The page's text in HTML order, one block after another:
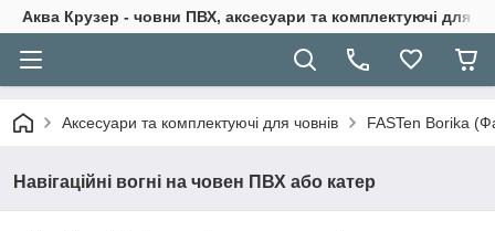
Аква Крузер - човни ПВХ, аксесуари та комплектуючі для
Аксесуари та комплектуючі для човнів FASTen Borika
Навігаційні вогні на човен ПВХ або катер